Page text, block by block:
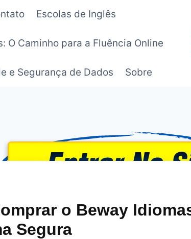
Escolas de Inglês
O Caminho para a Fluência Online
e Segurança de Dados Sobre
o Beway
Segura